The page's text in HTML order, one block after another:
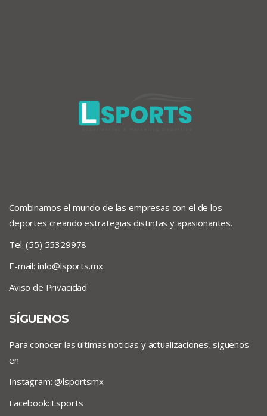
Combinamos el mundo de las empresas con el de los
deportes creando estrategias distintas y apasionantes.
Tel. (55) 55329978
E-mail: info@lsports.mx
Aviso de Privacidad
SÍGUENOS
Para conocer las últimas noticias y actualizaciones, síguenos
en
Instagram: @lsportsmx
Facebook: Lsports